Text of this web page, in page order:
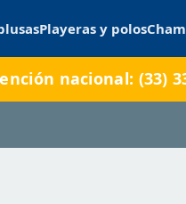
Playeras y polos
nacional: (33)